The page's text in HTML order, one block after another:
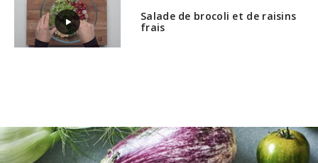
Salade de brocoli et de raisins
frais